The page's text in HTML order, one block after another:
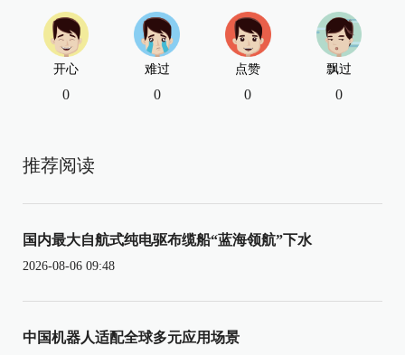
开心
0
难过
0
点赞
0
飘过
0
推荐阅读
国内最大自航式纯电驱布缆船“蓝海领航”下水
2026-08-06 09:48
中国机器人适配全球多元应用场景